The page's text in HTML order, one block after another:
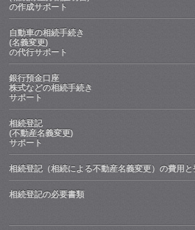
の作成サポート
自動車の相続手続き
(名義変更)
の代行サポート
銀行預金口座
株式などの相続手続き
サポート
相続登記
(不動産名義変更)
サポート
相続登記（相続による不動産名義変更）の費用
相続登記の必要書類